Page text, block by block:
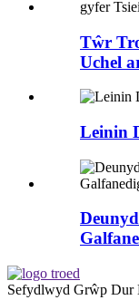
Tŵr
Uchel
Leinin
Sefydlwyd Grŵp Dur